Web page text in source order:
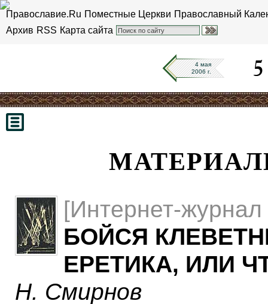
Православие.Ru Поместные Церкви Православный
Архив RSS Карта сайта
4 мая
2006 г.
[Интернет-
БОЙСЯ
ЕРЕТИКА, ИЛИ
Н. Смирнов